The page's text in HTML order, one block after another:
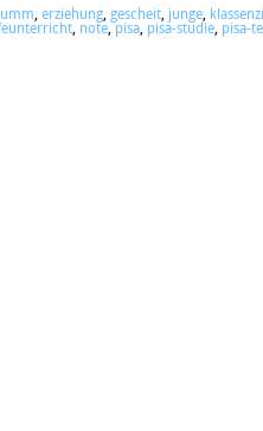
, erziehung, gescheit, junge,
, note, pisa, pisa-studie, pisa-